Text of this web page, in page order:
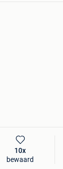
10x
bewaard